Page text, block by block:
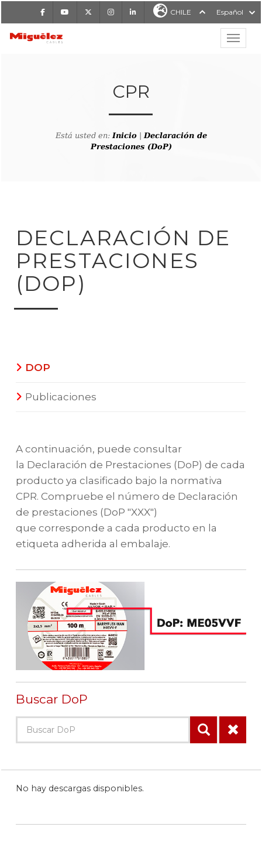
FacebookYoutube InstagramLinkedIn CHILE Español
MIGUÉLEZ CABLES
CPR
Está usted en:Inicio|Declaración de
Prestaciones (DoP)
DECLARACIÓN DE
PRESTACIONES
(DOP)
DOP
Publicaciones
A continuación, puede consultar
la Declaración de Prestaciones (DoP) de cada
producto ya clasificado bajo la normativa
CPR. Compruebe el número de Declaración
de prestaciones (DoP "XXX")
que corresponde a cada producto en la
etiqueta adherida al embalaje.
Buscar DoP
No hay descargas disponibles.